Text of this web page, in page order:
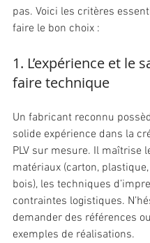
pas. Voici les critères
faire le bon choix :
1. L’expérience et le
faire technique
Un fabricant reconnu
solide expérience dans la
PLV sur mesure. Il maîtrise
matériaux (carton,
bois), les techniques
contraintes logistiques.
demander des références
exemples de réalisations.